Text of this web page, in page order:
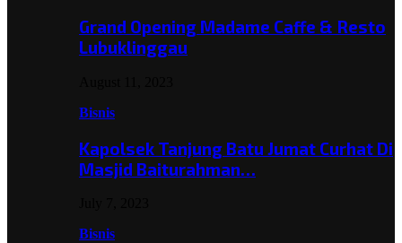
Grand Opening Madame Caffe & Resto
Lubuklinggau
Bisnis
Kapolsek Tanjung Batu Jumat Curhat Di
Masjid Baiturahman…
Bisnis